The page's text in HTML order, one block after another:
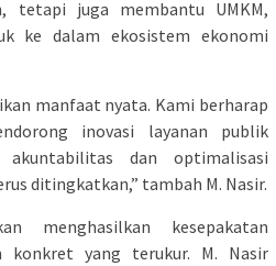
tetapi juga membantu UMKM,
ke dalam ekosistem ekonomi
manfaat nyata. Kami berharap
inovasi layanan publik
dan optimalisasi
ditingkatkan,” tambah M. Nasir.
menghasilkan kesepakatan
konkret yang terukur. M. Nasir